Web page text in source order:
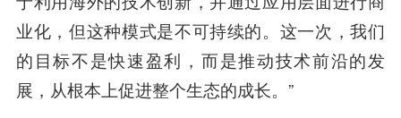
业化，但这种模式是不可持续的。这一次，我们
的目标不是快速盈利，而是推动技术前沿的发
展，从根本上促进整个生态的成长。”